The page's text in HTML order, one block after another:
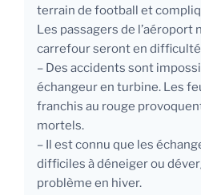
terrain de football et
Les passagers de l’aéroport
carrefour seront en
– Des accidents sont
échangeur en turbine. Les
franchis au rouge
mortels.
– Il est connu que les
difficiles à déneiger ou
problème en hiver.